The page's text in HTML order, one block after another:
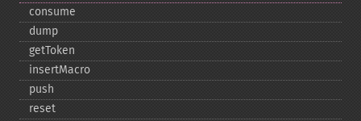
consume
dump
getToken
insertMacro
push
reset